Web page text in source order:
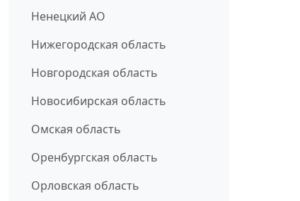
Ненецкий АО
Нижегородская область
Новгородская область
Новосибирская область
Омская область
Оренбургская область
Орловская область